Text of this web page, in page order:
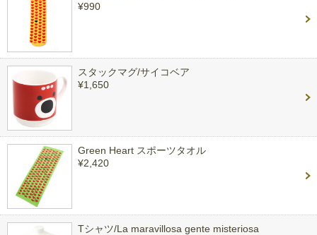
¥990
スタックマグ/サイコベア
¥1,650
Green Heart スポーツタオル
¥2,420
Tシャツ/La maravillosa gente misteriosa